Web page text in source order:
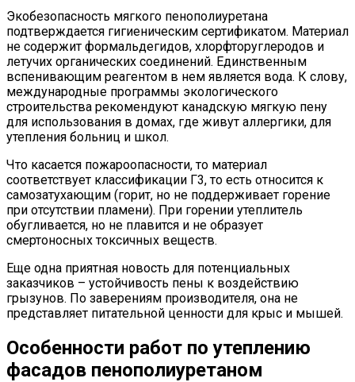
Экобезопасность мягкого пенополиуретана
подтверждается гигиеническим сертификатом. Материал
не содержит формальдегидов, хлорфторуглеродов и
летучих органических соединений. Единственным
вспенивающим реагентом в нем является вода. К слову,
международные программы экологического
строительства рекомендуют канадскую мягкую пену
для использования в домах, где живут аллергики, для
утепления больниц и школ.
Что касается пожароопасности, то материал
соответствует классификации Г3, то есть относится к
самозатухающим (горит, но не поддерживает горение
при отсутствии пламени). При горении утеплитель
обугливается, но не плавится и не образует
смертоносных токсичных веществ.
Еще одна приятная новость для потенциальных
заказчиков – устойчивость пены к воздействию
грызунов. По заверениям производителя, она не
представляет питательной ценности для крыс и мышей.
Особенности работ по утеплению
фасадов пенополиуретаном